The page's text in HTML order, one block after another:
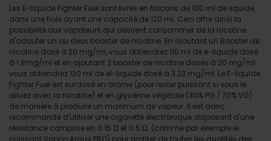
Les E-liquide Fighter Fuel sont livrés en flacons de 100 ml de liquide,
dans une fiole ayant une capacité de 120 ml. Ceci offre ainsi la
possibilité aux vapoteurs qui désirent consommer de la nicotine
d'adouter un ou deux booster de nicotine. En ajoutant un Booster de
nicotine dosé à 20 mg/ml, vous obtiendrez 110 ml de e-liquide dosé
à 1.8mg/ml et en ajoutant 2 booster de nicotine dosés à 20 mg/ml
vous obtiendrez 120 ml de el-liquide dosé à 3.33 mg/ml. Le E-liquide
Fighter Fuel est surdosé en arôme (pour rester puissant si vous le
diluez avec la nicotine) et en glycérine végétale (30% PG / 70% VG)
de manière à produire un maximum de vapeur. Il est donc
recommandé d'utiliser une cigarette électronique disposant d'une
résistance comprise en 0.15 Ω et 0.5 Ω (comme par exemple le
puissant Vopoo Argus PRO) pour profiter de toutes les qualités des